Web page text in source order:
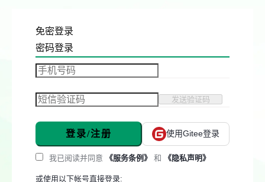
免密登录
密码登录
发送验证码
登录/注册 使用Gitee登录
我已阅读并同意 《服务条例》 和 《隐私声明》
或使用以下帐号直接登录: